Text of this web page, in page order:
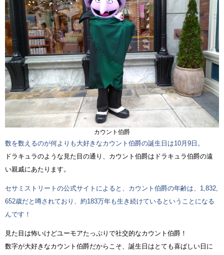
カウント伯爵
数を数えるのが何よりも大好きなカウント伯爵の誕生日は10月9日。
ドラキュラのような見た目の通り、カウント伯爵はドラキュラ伯爵の遠
い親戚にあたります。
セサミストリートの公式サイトによると、カウント伯爵の年齢は、1,832,
652歳だと噂されており、約183万年も生き続けているということになる
んです！
見た目は怖いけどユーモアたっぷりで社交的なカウント伯爵！
数字が大好きなカウント伯爵だからこそ、誕生日はとても喜ばしい日に